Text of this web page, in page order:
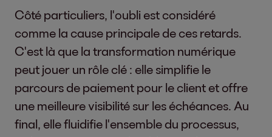
Côté particuliers, l'oubli est considéré
comme la cause principale de ces retards.
C'est là que la transformation numérique
peut jouer un rôle clé : elle simplifie le
parcours de paiement pour le client et offre
une meilleure visibilité sur les échéances. Au
final, elle fluidifie l'ensemble du processus,